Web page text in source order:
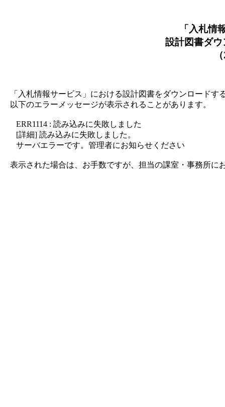
「入札情
設計図書ダ
「入札情報サービス」における設計図書をダウンロードす
以下のエラーメッセージが表示されることがあります。
ERR1114 : 読み込みに失敗しました
[詳細] 読み込みに失敗しました。
サーバエラーです。管理者にお知らせください
表示された場合は、お手数ですが、担当の課室・事務所に